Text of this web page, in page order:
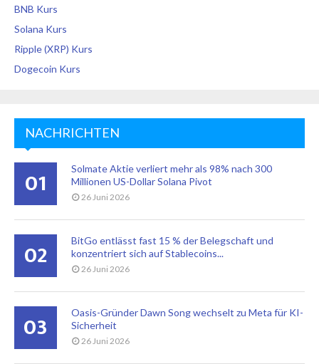
BNB Kurs
Solana Kurs
Ripple (XRP) Kurs
Dogecoin Kurs
NACHRICHTEN
01
Solmate Aktie verliert mehr als 98% nach 300
Millionen US-Dollar Solana Pivot
26 Juni 2026
02
BitGo entlässt fast 15 % der Belegschaft und
konzentriert sich auf Stablecoins...
26 Juni 2026
03
Oasis-Gründer Dawn Song wechselt zu Meta für KI-
Sicherheit
26 Juni 2026